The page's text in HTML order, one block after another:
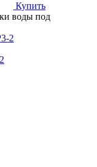
Купить
воды под